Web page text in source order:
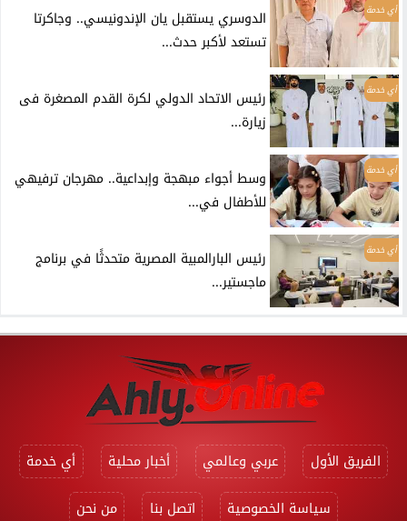
أي خدمة
الدوسري يستقبل يان الإندونيسي.. وجاكرتا
تستعد لأكبر حدث...
أي خدمة
رئيس الاتحاد الدولي لكرة القدم المصغرة فى
زيارة...
أي خدمة
وسط أجواء مبهجة وإبداعية.. مهرجان ترفيهي
للأطفال في...
أي خدمة
رئيس البارالمبية المصرية متحدثًا في برنامج
ماجستير...
الفريق الأول عربي وعالمي أخبار محلية
أي خدمة
سياسة الخصوصية
اتصل بنا من نحن